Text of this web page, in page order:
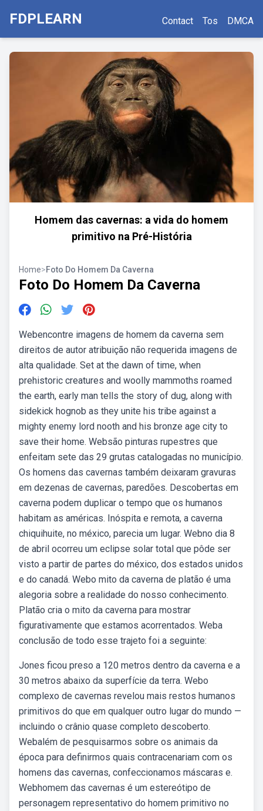
FDPLEARN Contact Tos DMCA
Homem das cavernas: a vida do homem
primitivo na Pré-História
Home>Foto Do Homem Da Caverna
Foto Do Homem Da Caverna
Webencontre imagens de homem da caverna sem
direitos de autor atribuição não requerida imagens de
alta qualidade. Set at the dawn of time, when
prehistoric creatures and woolly mammoths roamed
the earth, early man tells the story of dug, along with
sidekick hognob as they unite his tribe against a
mighty enemy lord nooth and his bronze age city to
save their home. Websão pinturas rupestres que
enfeitam sete das 29 grutas catalogadas no município.
Os homens das cavernas também deixaram gravuras
em dezenas de cavernas, paredões. Descobertas em
caverna podem duplicar o tempo que os humanos
habitam as américas. Inóspita e remota, a caverna
chiquihuite, no méxico, parecia um lugar. Webno dia 8
de abril ocorreu um eclipse solar total que pôde ser
visto a partir de partes do méxico, dos estados unidos
e do canadá. Webo mito da caverna de platão é uma
alegoria sobre a realidade do nosso conhecimento.
Platão cria o mito da caverna para mostrar
figurativamente que estamos acorrentados. Weba
conclusão de todo esse trajeto foi a seguinte:
Jones ficou preso a 120 metros dentro da caverna e a
30 metros abaixo da superfície da terra. Webo
complexo de cavernas revelou mais restos humanos
primitivos do que em qualquer outro lugar do mundo —
incluindo o crânio quase completo descoberto.
Webalém de pesquisarmos sobre os animais da
época para definirmos quais contracenariam com os
homens das cavernas, confeccionamos máscaras e.
Webhomem das cavernas é um estereótipo de
personagem representativo do homem primitivo no